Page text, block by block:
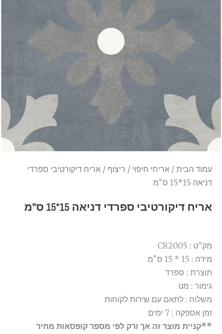
עמוד הבית / אריחי חיפוי / ריצוף / אריח דיקורטיבי ספרדי
דניאה 15*15 ס"מ
אריח דיקורטיבי ספרדי דניאה 15*15 ס"מ
מק"ט : CR2005
מידה : 15 * 15 ס"מ
תוצרת : ספרד
גימור : מט
משלוח : לתאם עם שירות לקוחות
זמן אספקה : 7 ימים
**קניית מוצר זה אך ורק לפי מספר קופסאות מחיר